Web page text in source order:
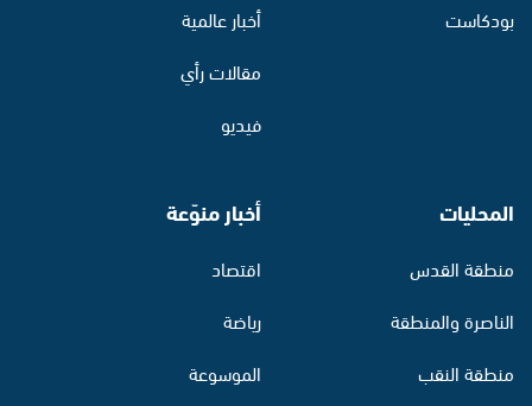
بودكاست
أخبار عالمية
مقالات رأي
فيديو
المحليات
منطقة القدس
الناصرة والمنطقة
منطقة النقب
أخبار منوّعة
اقتصاد
رياضة
الموسوعة